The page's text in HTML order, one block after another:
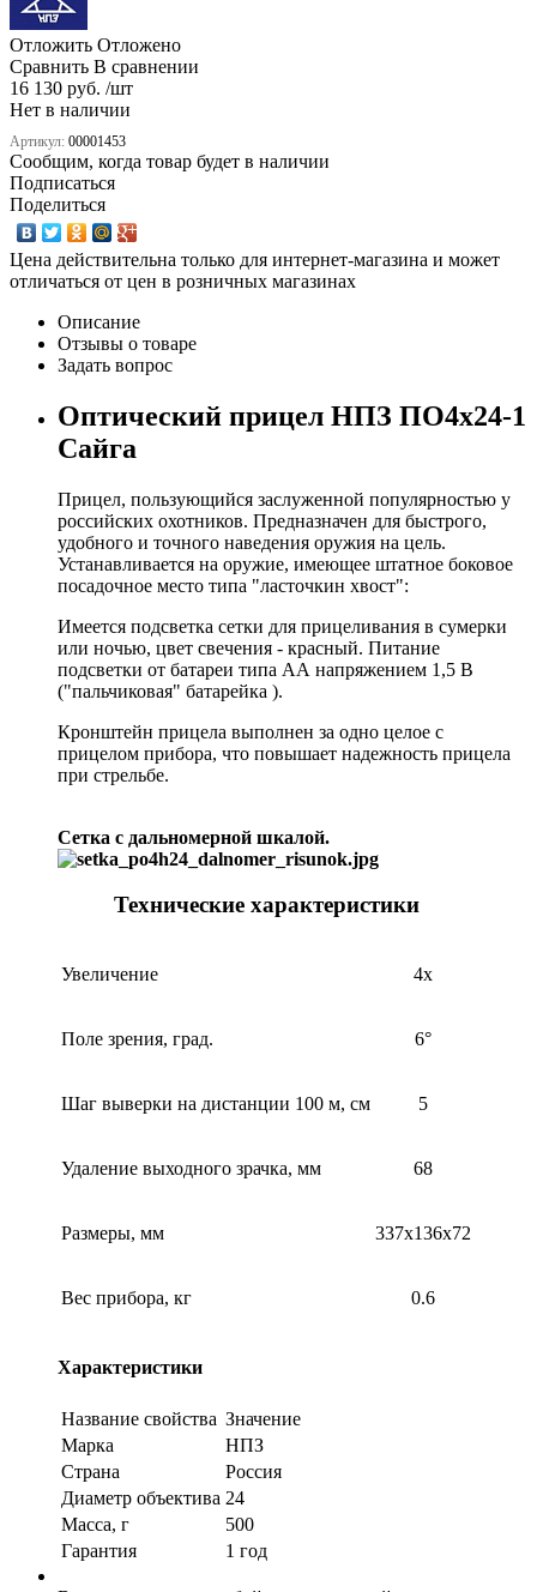
Отложить Отложено
Сравнить В сравнении
16 130 руб. /шт
Нет в наличии
Артикул: 00001453
Сообщим, когда товар будет в наличии
Подписаться
Поделиться
Цена действительна только для интернет-магазина и может
отличаться от цен в розничных магазинах
Описание
Отзывы о товаре
Задать вопрос
Оптический прицел НПЗ ПО4х24-1
Сайга
Прицел, пользующийся заслуженной популярностью у
российских охотников. Предназначен для быстрого,
удобного и точного наведения оружия на цель.
Устанавливается на оружие, имеющее штатное боковое
посадочное место типа "ласточкин хвост":
Имеется подсветка сетки для прицеливания в сумерки
или ночью, цвет свечения - красный. Питание
подсветки от батареи типа АА напряжением 1,5 В
("пальчиковая" батарейка ).
Кронштейн прицела выполнен за одно целое с
прицелом прибора, что повышает надежность прицела
при стрельбе.
Сетка с дальномерной шкалой.
Технические характеристики
Увеличение 4x
Поле зрения, град. 6°
Шаг выверки на дистанции 100 м, см 5
Удаление выходного зрачка, мм 68
Размеры, мм 337х136х72
Вес прибора, кг 0.6
Характеристики
Название свойства Значение
Марка
НПЗ
Страна
Россия
Диаметр объектива 24
Масса, г
500
Гарантия
1 год